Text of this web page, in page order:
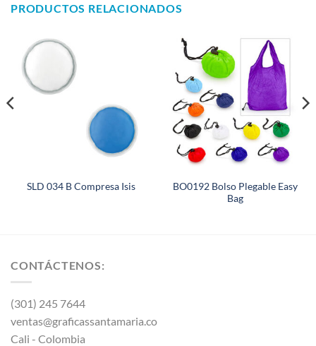
PRODUCTOS RELACIONADOS
SLD 034 B Compresa Isis
BO0192 Bolso Plegable Easy
Bag
CONTÁCTENOS:
(301) 245 7644
ventas@graficassantamaria.co
Cali - Colombia